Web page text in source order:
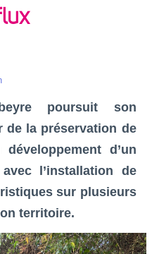
poursuit son
de la préservation de
d’un
l’installation de
sur plusieurs
territoire.